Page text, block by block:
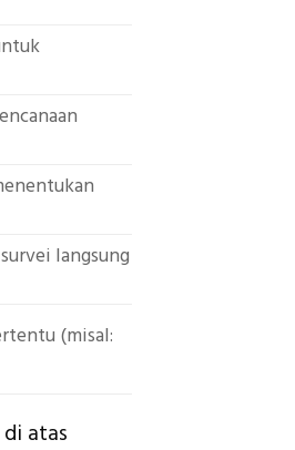
langsung
(misal:
atas